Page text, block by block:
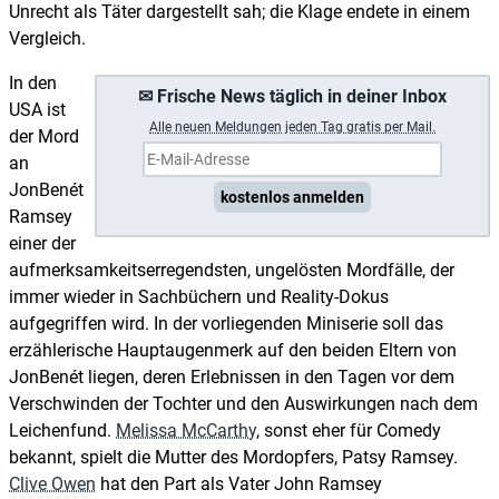
Unrecht als Täter dargestellt sah; die Klage endete in einem
Vergleich.
✉ Frische News täglich in deiner Inbox
Alle neuen Meldungen jeden Tag gratis per Mail.
kostenlos anmelden
In den
USA ist
der Mord
an
JonBenét
Ramsey
einer der
aufmerksamkeitserregendsten, ungelösten Mordfälle, der
immer wieder in Sachbüchern und Reality-Dokus
aufgegriffen wird. In der vorliegenden Miniserie soll das
erzählerische Hauptaugenmerk auf den beiden Eltern von
JonBenét liegen, deren Erlebnissen in den Tagen vor dem
Verschwinden der Tochter und den Auswirkungen nach dem
Leichenfund. Melissa McCarthy, sonst eher für Comedy
bekannt, spielt die Mutter des Mordopfers, Patsy Ramsey.
Clive Owen hat den Part als Vater John Ramsey